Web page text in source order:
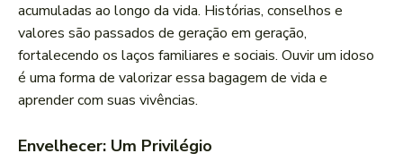
acumuladas ao longo da vida. Histórias, conselhos e
valores são passados de geração em geração,
fortalecendo os laços familiares e sociais. Ouvir um idoso
é uma forma de valorizar essa bagagem de vida e
aprender com suas vivências.
Envelhecer: Um Privilégio